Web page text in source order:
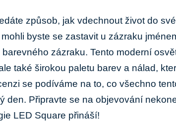
způsob, jak⁣ vdechnout ‌život do
byste se ⁣zastavit‍ u zázraku
zázraku.​ Tento moderní
‍také širokou paletu barev​ a‍ nálad,
se podíváme ⁤na to, co ⁤všechno
den. Připravte se na objevování
LED ⁣Square přináší!